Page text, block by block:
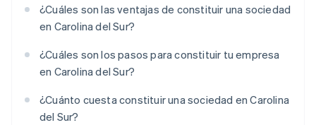
¿Cuáles son las ventajas de constituir una sociedad
en Carolina del Sur?
¿Cuáles son los pasos para constituir tu empresa
en Carolina del Sur?
¿Cuánto cuesta constituir una sociedad en Carolina
del Sur?